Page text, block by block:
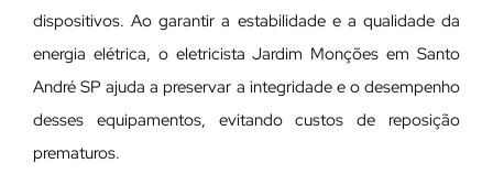
dispositivos. Ao garantir a estabilidade e a qualidade da
energia elétrica, o eletricista Jardim Monções em Santo
André SP ajuda a preservar a integridade e o desempenho
desses equipamentos, evitando custos de reposição
prematuros.